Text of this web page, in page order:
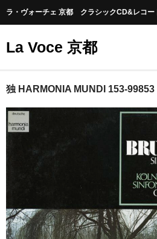
ラ・ヴォーチェ 京都 クラシックCD&レコー
La Voce 京都
CATALOG LP
New arrival
器楽曲
独 HARMONIA MUNDI 153-99853